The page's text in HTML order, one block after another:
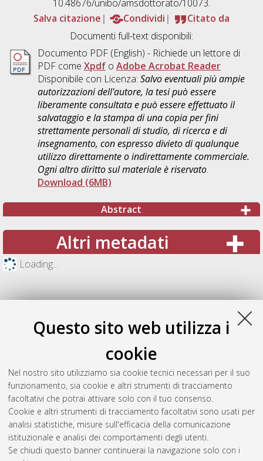
Questo sito web utilizza i
cookie
Nel nostro sito utilizziamo sia cookie tecnici necessari per il suo
funzionamento, sia cookie e altri strumenti di tracciamento
facoltativi che potrai attivare solo con il tuo consenso.
Cookie e altri strumenti di tracciamento facoltativi sono usati per
analisi statistiche, misure sull'efficacia della comunicazione
istituzionale e analisi dei comportamenti degli utenti.
Se chiudi questo banner continuerai la navigazione solo con i
10.48676/unibo/amsdottorato/10073.
Salva citazione
Condividi
Citato da
Documenti full-text disponibili:
Documento PDF(English) - Richiede un lettore di
PDF come Xpdfo Adobe Acrobat Reader
Disponibile con Licenza: Salvo eventuali più ampie
autorizzazioni dell'autore, la tesi può essere
liberamente consultata e può essere effettuato il
salvataggio e la stampa di una copia per fini
strettamente personali di studio, di ricerca e di
insegnamento, con espresso divieto di qualunque
utilizzo direttamente o indirettamente commerciale.
Ogni altro diritto sul materiale è riservato.
Download (6MB)
Abstract
Altri metadati
Loading...
Gestione del documento: